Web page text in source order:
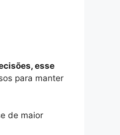
esse
para manter
de maior